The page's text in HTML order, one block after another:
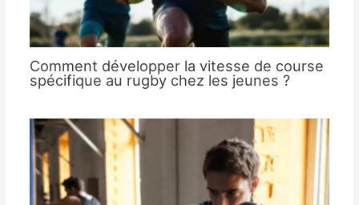
Comment développer la vitesse de course
spécifique au rugby chez les jeunes ?